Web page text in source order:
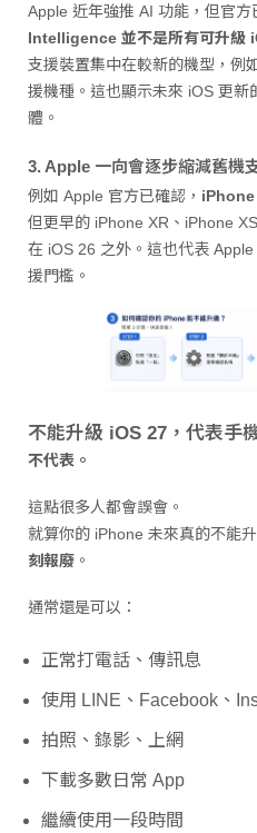
Apple 近年強推 AI 功能，但官方
Intelligence 並不是所有可升級
支援裝置集中在較新的機型，例
援機種。這也顯示未來 iOS 更
體。
3. Apple 一向會逐步縮減舊機
例如 Apple 官方已確認， iPhone
但更早的 iPhone XR、iPhone
在 iOS 26 之外。這也代表
援門檻。
不能升級 iOS 27，代表手
不代表。
這點很多人都會誤會。
就算你的 iPhone 未來真的不能
刻報廢 。
通常還是可以：
正常打電話、傳訊息
使用 LINE、Facebook、
拍照、錄影、上網
下載多數日常 App
繼續使用一段時間